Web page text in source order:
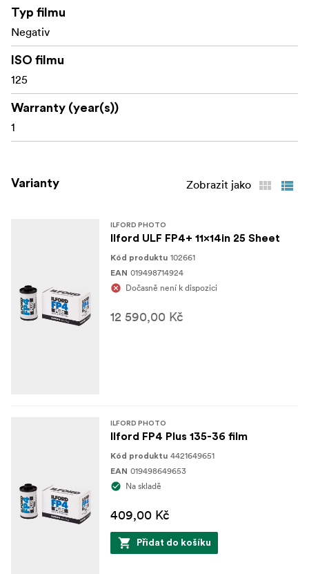
Typ filmu
Negativ
ISO filmu
125
Warranty (year(s))
1
Varianty Zobrazit jako
ILFORD PHOTO
Ilford ULF FP4+ 11x14in 25 Sheet
Kód produktu 102661
EAN 019498714924
Dočasně není k dispozici
12 590,00 Kč
ILFORD PHOTO
Ilford FP4 Plus 135-36 film
Kód produktu 4421649651
EAN 019498649653
Na skladě
409,00 Kč
Přidat do košíku